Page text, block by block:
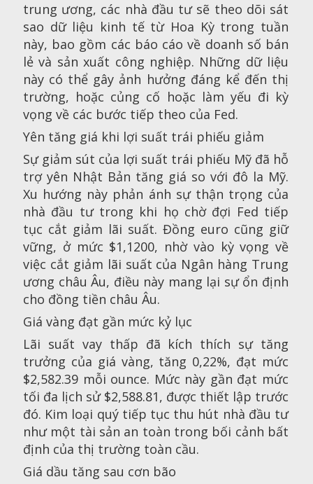
trung ương, các nhà đầu tư sẽ theo dõi sát
sao dữ liệu kinh tế từ Hoa Kỳ trong tuần
này, bao gồm các báo cáo về doanh số bán
lẻ và sản xuất công nghiệp. Những dữ liệu
này có thể gây ảnh hưởng đáng kể đến thị
trường, hoặc củng cố hoặc làm yếu đi kỳ
vọng về các bước tiếp theo của Fed.
Yên tăng giá khi lợi suất trái phiếu giảm
Sự giảm sút của lợi suất trái phiếu Mỹ đã hỗ
trợ yên Nhật Bản tăng giá so với đô la Mỹ.
Xu hướng này phản ánh sự thận trọng của
nhà đầu tư trong khi họ chờ đợi Fed tiếp
tục cắt giảm lãi suất. Đồng euro cũng giữ
vững, ở mức $1,1200, nhờ vào kỳ vọng về
việc cắt giảm lãi suất của Ngân hàng Trung
ương châu Âu, điều này mang lại sự ổn định
cho đồng tiền châu Âu.
Giá vàng đạt gần mức kỷ lục
Lãi suất vay thấp đã kích thích sự tăng
trưởng của giá vàng, tăng 0,22%, đạt mức
$2,582.39 mỗi ounce. Mức này gần đạt mức
tối đa lịch sử $2,588.81, được thiết lập trước
đó. Kim loại quý tiếp tục thu hút nhà đầu tư
như một tài sản an toàn trong bối cảnh bất
định của thị trường toàn cầu.
Giá dầu tăng sau cơn bão